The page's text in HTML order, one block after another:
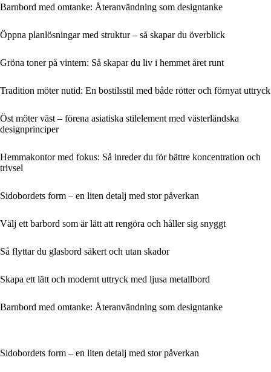
Barnbord med omtanke: Återanvändning som designtanke
Öppna planlösningar med struktur – så skapar du överblick
Gröna toner på vintern: Så skapar du liv i hemmet året runt
Tradition möter nutid: En bostilsstil med både rötter och förnyat uttryck
Öst möter väst – förena asiatiska stilelement med västerländska
designprinciper
Hemmakontor med fokus: Så inreder du för bättre koncentration och
trivsel
Sidobordets form – en liten detalj med stor påverkan
Välj ett barbord som är lätt att rengöra och håller sig snyggt
Så flyttar du glasbord säkert och utan skador
Skapa ett lätt och modernt uttryck med ljusa metallbord
Barnbord med omtanke: Återanvändning som designtanke
Sidobordets form – en liten detalj med stor påverkan